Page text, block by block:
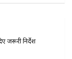
जरूरी निर्देश